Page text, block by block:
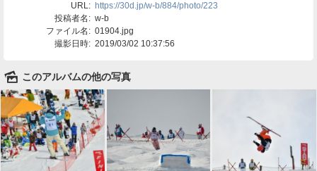
URL: https://30d.jp/w-b/884/photo/223
投稿者名: w-b
ファイル名: 01904.jpg
撮影日時: 2019/03/02 10:37:56
🌄 このアルバムの他の写真